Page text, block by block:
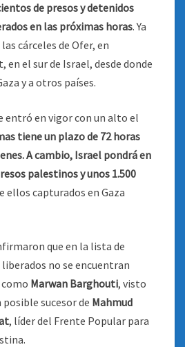
de presos y detenidos
en las próximas horas. Ya
cárceles de Ofer, en
en el sur de Israel, desde donde
y a otros países.
entró en vigor con un alto el
tiene un plazo de 72 horas
A cambio, Israel pondrá en
palestinos y unos 1.500
ellos capturados en Gaza
que en la lista de
no se encuentran
Marwan Barghouti, visto
sucesor de Mahmud
, líder del Frente Popular para